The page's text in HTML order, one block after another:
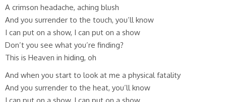
A crimson headache, aching blush
And you surrender to the touch, you’ll know
I can put on a show, I can put on a show
Don’t you see what you’re finding?
This is Heaven in hiding, oh
And when you start to look at me a physical fatality
And you surrender to the heat, you’ll know